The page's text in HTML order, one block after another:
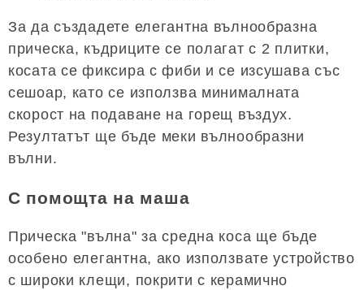
За да създадете елегантна вълнообразна
прическа, къдриците се полагат с 2 плитки,
косата се фиксира с фиби и се изсушава със
сешоар, като се използва минималната
скорост на подаване на горещ въздух.
Резултатът ще бъде меки вълнообразни
вълни.
С помощта на маша
Прическа "вълна" за средна коса ще бъде
особено елегантна, ако използвате устройство
с широки клещи, покрити с керамично